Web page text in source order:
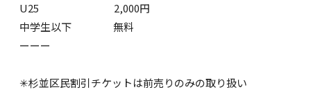
U25 2,000円
中学生以下 無料
ーーー
✳︎杉並区民割引チケットは前売りのみの取り扱い